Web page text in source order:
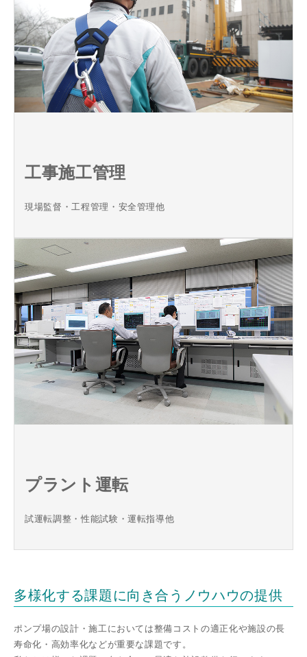
工事施工管理
現場監督・工程管理・安全管理他
プラント運転
試運転調整・性能試験・運転指導他
多様化する課題に向き合うノウハウの提供
ポンプ場の設計・施⼯においては整備コストの適正化や施設の⻑
寿命化・⾼効率化などが重要な課題です。